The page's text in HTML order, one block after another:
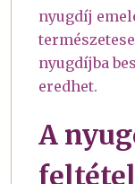
nyugdíj
nyugdíjba
eredhet.
A